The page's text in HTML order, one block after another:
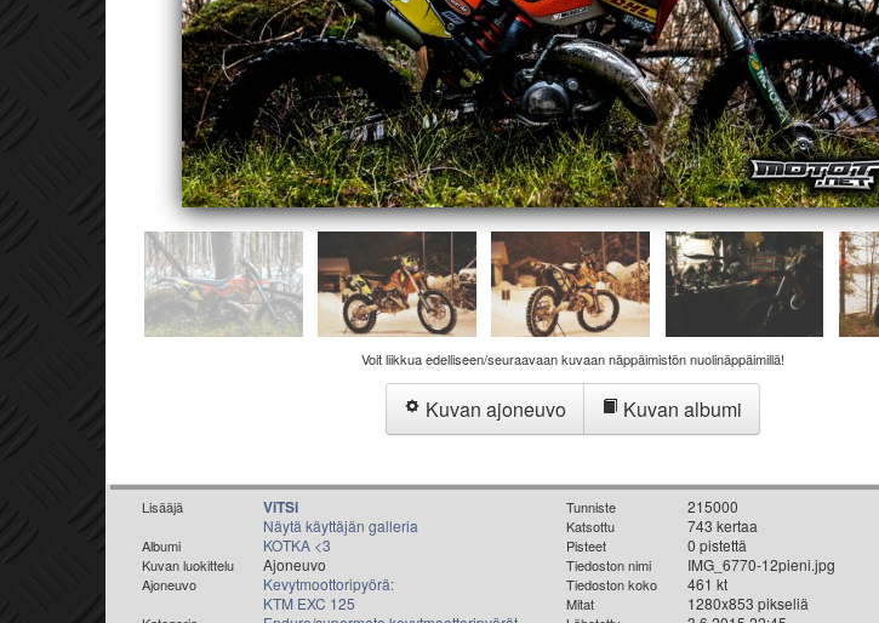
Voit liikkua edelliseen/seuraavaan kuvaan näppäimistön nuolinäppäimillä!
Kuvan ajoneuvo Kuvan albumi
Lisääjä ViTSi
Näytä käyttäjän galleria
Albumi KOTKA <3
Kuvan luokittelu Ajoneuvo
Ajoneuvo
Kevytmoottoripyörä:
KTM EXC 125
Tunniste 215000
Katsottu 743 kertaa
Pisteet 0 pistettä
Tiedoston nimi IMG_6770-12pieni.jpg
Tiedoston koko 461 kt
Mitat 1280x853 pikseliä